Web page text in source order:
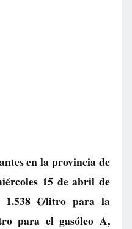
en la provincia de
15 de abril de
1.538 €/litro para la
para el gasóleo A,